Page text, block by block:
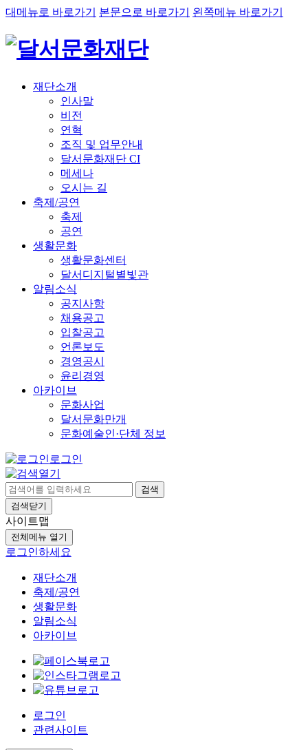
대메뉴로 바로가기 본문으로 바로가기 왼쪽메뉴 바로가기
재단소개
인사말
비전
연혁
조직 및 업무안내
달서문화재단 CI
메세나
오시는 길
축제/공연
축제
공연
생활문화
생활문화센터
달서디지털별빛관
알림소식
공지사항
채용공고
입찰공고
언론보도
경영공시
윤리경영
아카이브
문화사업
달서문화만개
문화예술인·단체 정보
로그인
검색
검색닫기
사이트맵
전체메뉴 열기
로그인하세요
재단소개
축제/공연
생활문화
알림소식
아카이브
로그인
관련사이트